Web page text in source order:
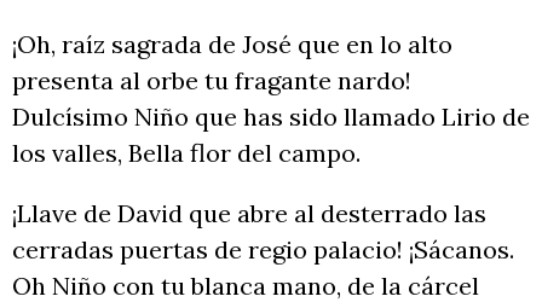
¡Oh, raíz sagrada de José que en lo alto
presenta al orbe tu fragante nardo!
Dulcísimo Niño que has sido llamado Lirio de
los valles, Bella flor del campo.
¡Llave de David que abre al desterrado las
cerradas puertas de regio palacio! ¡Sácanos.
Oh Niño con tu blanca mano, de la cárcel